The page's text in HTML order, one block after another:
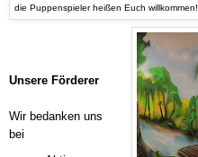
die Puppenspieler heißen Euch willkommen!
Unsere Förderer
Wir bedanken uns
bei